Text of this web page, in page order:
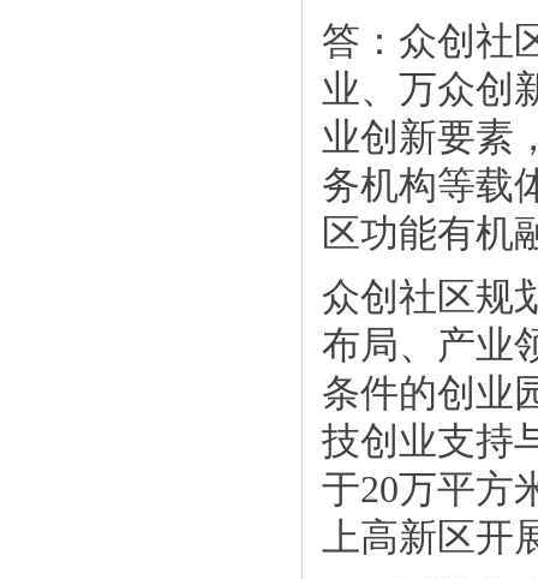
答：众创社
业、万众创
业创新要素
务机构等载
区功能有机
众创社区规
布局、产业
条件的创业
技创业支持
于20万平方
上高新区开